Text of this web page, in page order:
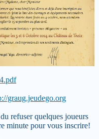
graug.jeudego.org
refuser quelques joueurs
minute pour vous inscrire!